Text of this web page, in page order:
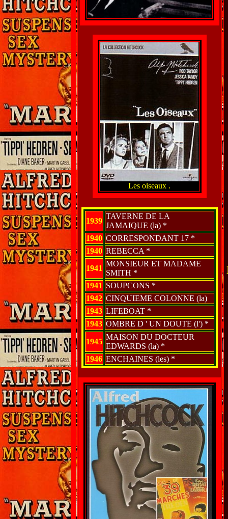
Les oiseaux .
1939
TAVERNE DE LA
JAMAIQUE (la) *
1940 CORRESPONDANT 17 *
1940 REBECCA *
1941
MONSIEUR ET MADAME
SMITH *
1941 SOUPCONS *
1942 CINQUIEME COLONNE (la)
1943 LIFEBOAT *
1943 OMBRE D ' UN DOUTE (l') *
1945
MAISON DU DOCTEUR
EDWARDS (la) *
1946 ENCHAINES (les) *